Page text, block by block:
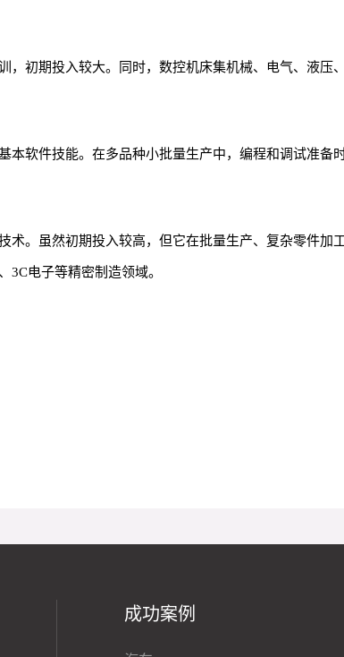
初期投入较大。同时，数控机床集机械、电气、液压
软件技能。在多品种小批量生产中，编程和调试准备
。虽然初期投入较高，但它在批量生产、复杂零件加
电子等精密制造领域。
成功案例